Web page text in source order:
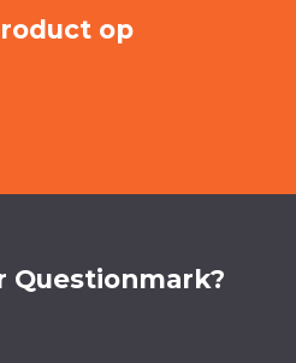
op
Questionmark?